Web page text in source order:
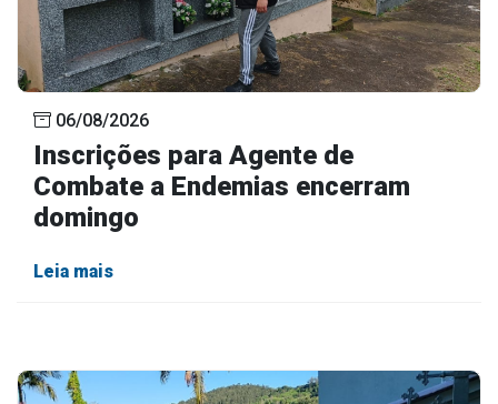
06/08/2026
Inscrições para Agente de
Combate a Endemias encerram
domingo
Leia mais